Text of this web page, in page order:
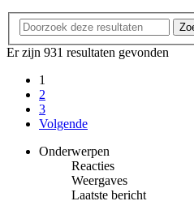
Er zijn 931 resultaten gevonden
1
2
3
Volgende
Onderwerpen
Reacties
Weergaves
Laatste bericht